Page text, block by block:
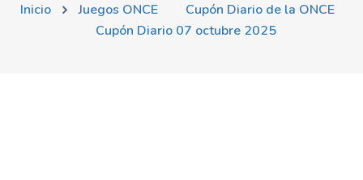
Inicio Juegos ONCE
Cupón Diario de la ONCE
Cupón Diario 07 octubre 2025